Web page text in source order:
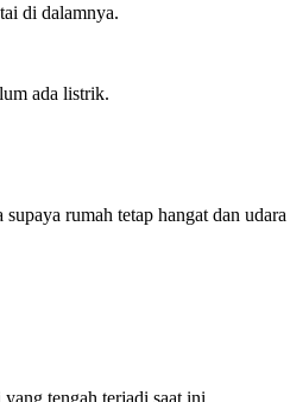
di dalamnya.
ada listrik.
rumah tetap hangat dan
tengah terjadi saat ini.